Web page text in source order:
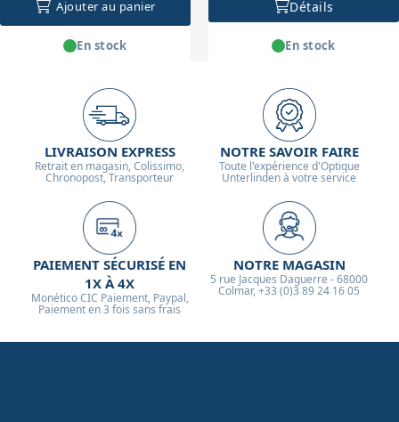
Ajouter au panier
En stock
Détails
En stock
LIVRAISON EXPRESS
Retrait en magasin, Colissimo,
Chronopost, Transporteur
NOTRE SAVOIR FAIRE
Toute l'expérience d'Optique
Unterlinden à votre service
PAIEMENT SÉCURISÉ EN
1X À 4X
Monético CIC Paiement, Paypal,
Paiement en 3 fois sans frais
NOTRE MAGASIN
5 rue Jacques Daguerre - 68000
Colmar, +33 (0)3 89 24 16 05